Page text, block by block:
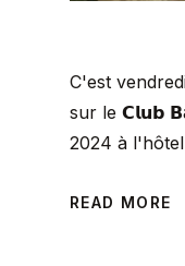
C'est
sur le 𝗖𝗹𝘂𝗯
2024 à
READ MORE